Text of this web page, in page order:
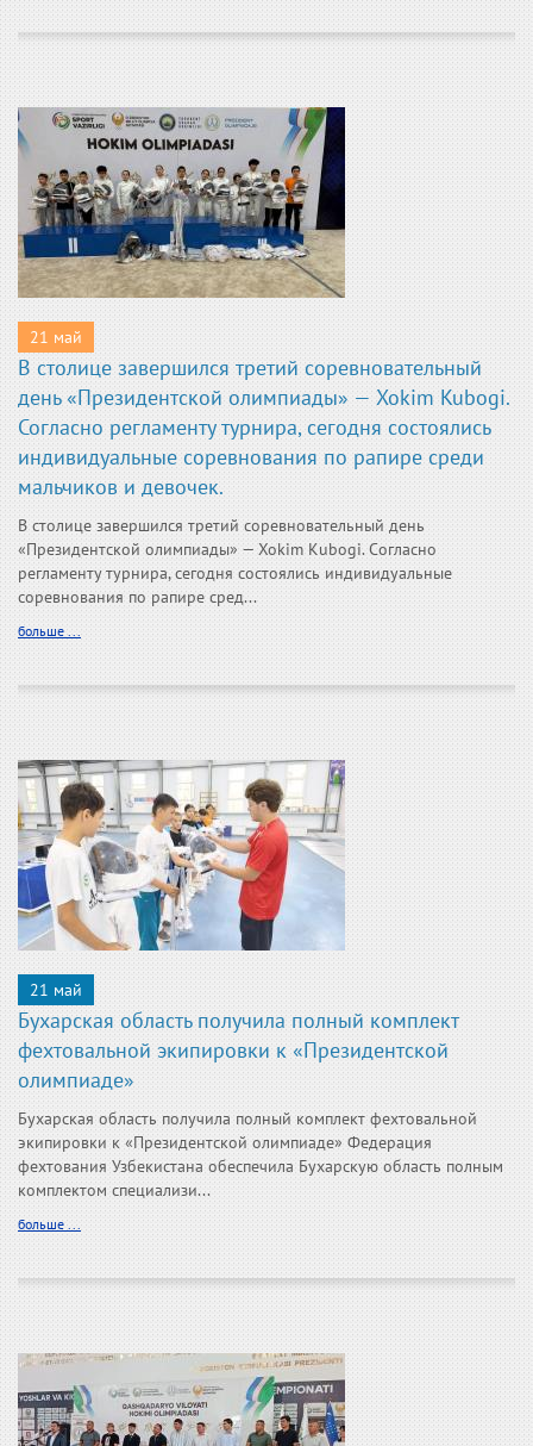
21 май
В столице завершился третий соревновательный
день «Президентской олимпиады» — Xokim Kubogi.
Согласно регламенту турнира, сегодня состоялись
индивидуальные соревнования по рапире среди
мальчиков и девочек.
В столице завершился третий соревновательный день
«Президентской олимпиады» — Xokim Kubogi. Согласно
регламенту турнира, сегодня состоялись индивидуальные
соревнования по рапире сред...
больше ...
21 май
Бухарская область получила полный комплект
фехтовальной экипировки к «Президентской
олимпиаде»
Бухарская область получила полный комплект фехтовальной
экипировки к «Президентской олимпиаде» Федерация
фехтования Узбекистана обеспечила Бухарскую область полным
комплектом специализи...
больше ...